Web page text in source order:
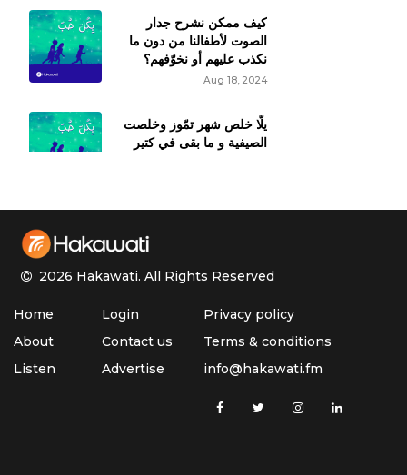
كيف ممكن نشرح جدار
الصوت لأطفالنا من دون ما
نكذب عليهم أو نخوّفهم؟
Aug 18, 2024
يلّا خلص شهر تمّوز وخلصت
الصيفية و ما بقى في كتير
في إلك ضهرات ولا مشاوير
Jul 21, 2024
بالإمتحانات الرسمية ما
برضى
2026 Hakawati. All Rights Reserved
Home
About
Listen
Login
Contact us
Advertise
Privacy policy
Terms & conditions
info@hakawati.fm